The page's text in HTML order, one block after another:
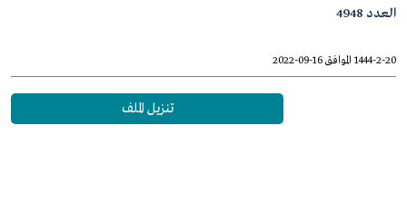
العدد 4948
1444-2-20 الموافق 16-09-2022
تنزيل الملف